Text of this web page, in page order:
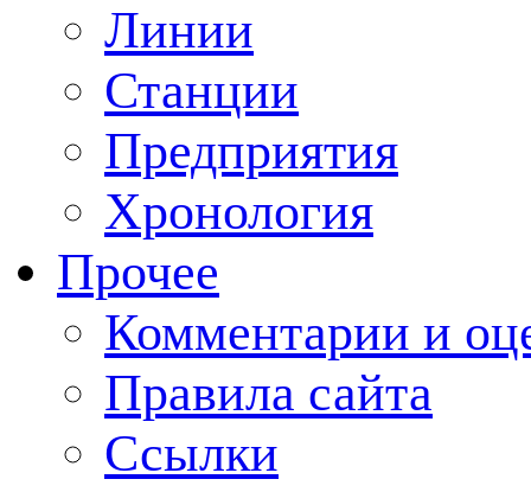
Линии
Станции
Предприятия
Хронология
Прочее
Комментарии и
Правила сайта
Ссылки